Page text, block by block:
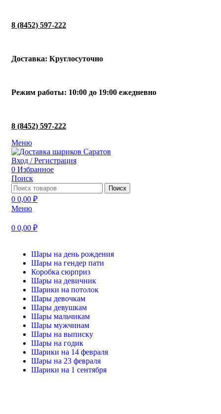
8 (8452) 597-222
Доставка: Круглосуточно
Режим работы: 10:00 до 19:00 ежедневно
8 (8452) 597-222
Меню
Вход / Регистрация
0 Избранное
Поиск
Поиск
0 0,00 ₽
Меню
0 0,00 ₽
Шары на день рождения
Шары на гендер пати
Коробка сюрприз
Шары на девичник
Шарики на потолок
Шары девочкам
Шары девушкам
Шары мальчикам
Шары мужчинам
Шары на выписку
Шары на годик
Шарики на 14 февраля
Шары на 23 февраля
Шарики на 1 сентября